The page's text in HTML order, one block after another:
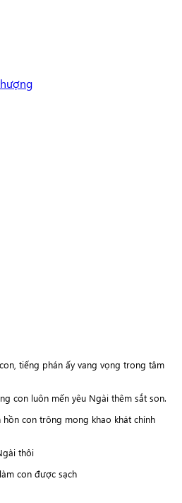
tiếng phán ấy vang vọng trong tâm
con luôn mến yêu Ngài thêm sắt son.
con trông mong khao khát chính
thôi
con được sạch